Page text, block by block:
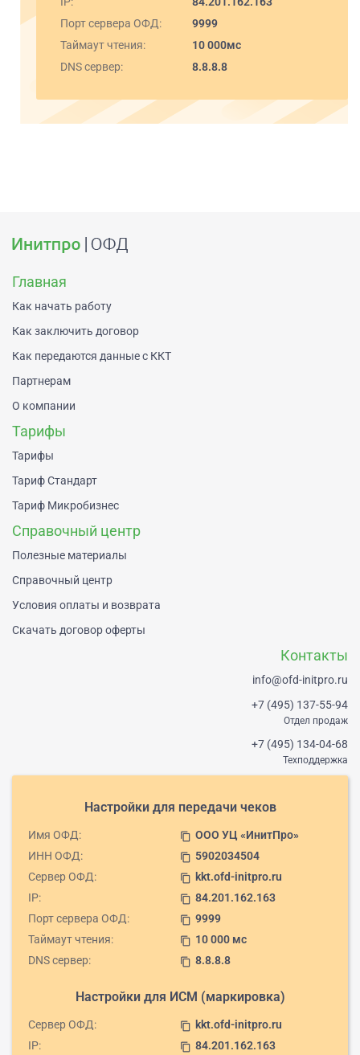
Порт сервера ОФД:
9999
Таймаут чтения:
10 000мс
DNS сервер:
8.8.8.8
Главная
Как начать работу
Как заключить договор
Как передаются данные с ККТ
Партнерам
О компании
Тарифы
Тарифы
Тариф Стандарт
Тариф Микробизнес
Справочный центр
Полезные материалы
Справочный центр
Условия оплаты и возврата
Скачать договор оферты
Контакты
info@ofd-initpro.ru
+7 (495) 137-55-94
Отдел продаж
+7 (495) 134-04-68
Техподдержка
Настройки для передачи чеков
Имя ОФД: content_copy ООО УЦ «ИнитПро»
ИНН ОФД:
content_copy 5902034504
Сервер ОФД:
content_copy kkt.ofd-initpro.ru
IP:
content_copy 84.201.162.163
Порт сервера ОФД:
content_copy 9999
Таймаут чтения:
content_copy 10 000 мс
DNS сервер:
content_copy 8.8.8.8
Настройки для ИСМ (маркировка)
Сервер ОФД: content_copy kkt.ofd-initpro.ru
IP:
content_copy 84.201.162.163